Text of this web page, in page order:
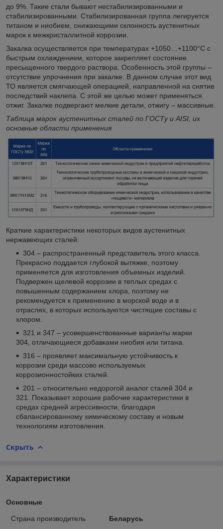
до 9%. Такие стали бывают нестабилизированными и
стабилизированными. Стабилизированная группа легируется
титаном и ниобием, снижающими склонность аустенитных
марок к межкристаллитной коррозии.
Закалка осуществляется при температурах +1050…+1100°C с
быстрым охлаждением, которое закрепляет состояние
пресыщенного твердого раствора. Особенность этой группы –
отсутствие упрочнения при закалке. В данном случае этот вид
ТО является смягчающей операцией, направленной на снятие
последствий наклепа. С этой же целью может применяться
отжиг. Закалке подвергают мелкие детали, отжигу – массивные.
Таблица марок аустенитных сталей по ГОСТу и AISI, их
основные области применения
Краткие характеристики некоторых видов аустенитных
нержавеющих сталей:
304 – распространенный представитель этого класса.
Прекрасно поддается глубокой вытяжке, поэтому
применяется для изготовления объемных изделий.
Подвержен щелевой коррозии в теплых средах с
повышенным содержанием хлора, поэтому не
рекомендуется к применению в морской воде и в
отраслях, в которых используются чистящие составы с
хлором.
321 и 347 – усовершенствованные варианты марки
304, отличающиеся добавками ниобия или титана.
316 – проявляет максимальную устойчивость к
коррозии среди массово используемых
коррозионностойких сталей.
201 – относительно недорогой аналог сталей 304 и
321. Показывает хорошие рабочие характеристики в
средах средней агрессивности, благодаря
сбалансированному химическому составу и новым
технологиям изготовления.
Скрыть
Характеристики
Основные
Страна производитель
Беларусь